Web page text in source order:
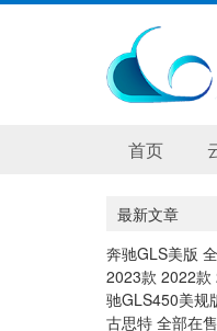
首页
最新文章
奔驰GLS美版
2023款 2022款
驰GLS450美规
古思特 全部在